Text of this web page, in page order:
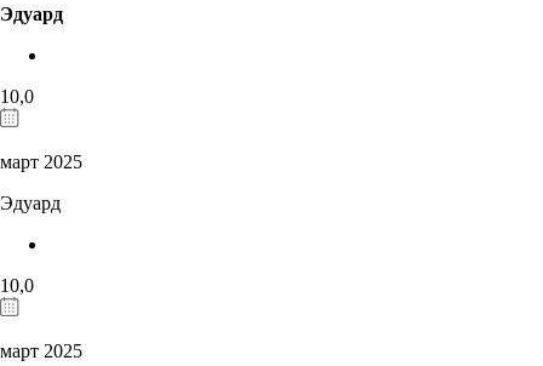
Эдуард
10,0
март 2025
Эдуард
10,0
март 2025